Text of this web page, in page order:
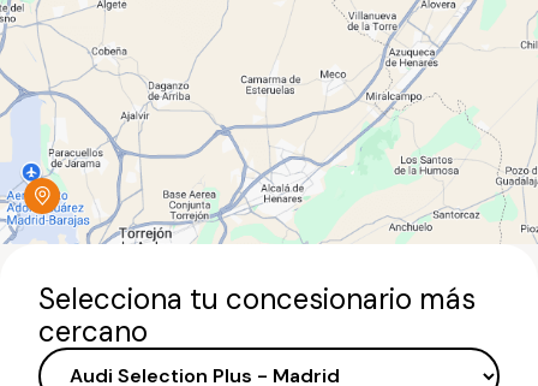
Selecciona tu concesionario más
cercano